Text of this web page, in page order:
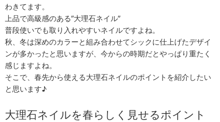
わきてます。
上品で高級感のある”大理石ネイル”
普段使いでも取り入れやすいネイルですよね。
秋、冬は深めのカラーと組み合わせてシックに仕上げたデザイ
ンが多かったと思いますが、今からの時期だとやっぱり重たく
感じますよね。
そこで、春先から使える大理石ネイルのポイントを紹介したい
と思います♪
大理石ネイルを春らしく見せるポイント